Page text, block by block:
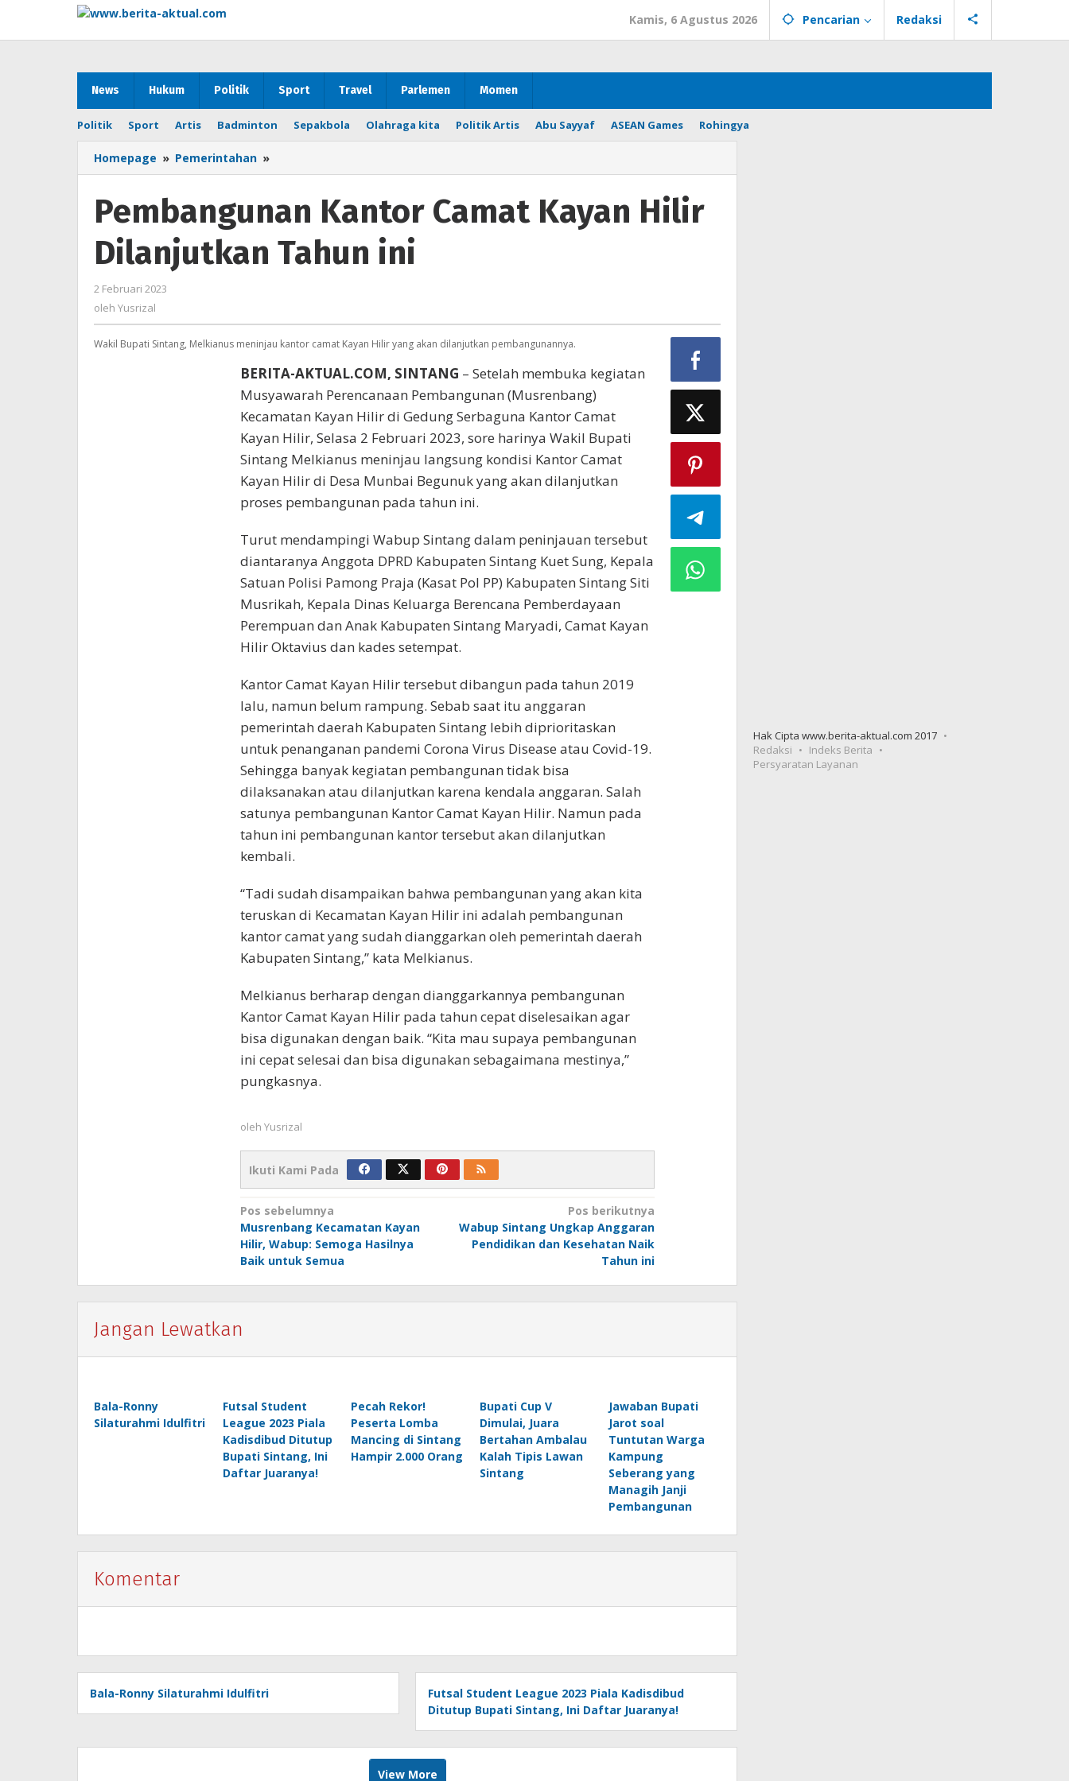
konten
Kamis, 6 Agustus 2026 Pencarian Redaksi
News Hukum Politik Sport Travel Parlemen Momen
Politik Sport Artis Badminton Sepakbola Olahraga kita Politik Artis Abu Sayyaf ASEAN Games Rohingya
Homepage » Pemerintahan »
Kantor
Kayan
Hilir
Dilanjutkan
Tahun
Pembangunan Kantor Camat Kayan Hilir
Dilanjutkan Tahun ini
2 Februari 2023
oleh Yusrizal
Wakil Bupati Sintang, Melkianus meninjau kantor camat Kayan Hilir yang akan dilanjutkan pembangunannya.
BERITA-AKTUAL.COM, SINTANG – Setelah membuka kegiatan
Musyawarah Perencanaan Pembangunan (Musrenbang)
Kecamatan Kayan Hilir di Gedung Serbaguna Kantor Camat
Kayan Hilir, Selasa 2 Februari 2023, sore harinya Wakil Bupati
Sintang Melkianus meninjau langsung kondisi Kantor Camat
Kayan Hilir di Desa Munbai Begunuk yang akan dilanjutkan
proses pembangunan pada tahun ini.
Turut mendampingi Wabup Sintang dalam peninjauan tersebut
diantaranya Anggota DPRD Kabupaten Sintang Kuet Sung, Kepala
Satuan Polisi Pamong Praja (Kasat Pol PP) Kabupaten Sintang Siti
Musrikah, Kepala Dinas Keluarga Berencana Pemberdayaan
Perempuan dan Anak Kabupaten Sintang Maryadi, Camat Kayan
Hilir Oktavius dan kades setempat.
Kantor Camat Kayan Hilir tersebut dibangun pada tahun 2019
lalu, namun belum rampung. Sebab saat itu anggaran
pemerintah daerah Kabupaten Sintang lebih diprioritaskan
untuk penanganan pandemi Corona Virus Disease atau Covid-19.
Sehingga banyak kegiatan pembangunan tidak bisa
dilaksanakan atau dilanjutkan karena kendala anggaran. Salah
satunya pembangunan Kantor Camat Kayan Hilir. Namun pada
tahun ini pembangunan kantor tersebut akan dilanjutkan
kembali.
“Tadi sudah disampaikan bahwa pembangunan yang akan kita
teruskan di Kecamatan Kayan Hilir ini adalah pembangunan
kantor camat yang sudah dianggarkan oleh pemerintah daerah
Kabupaten Sintang,” kata Melkianus.
Melkianus berharap dengan dianggarkannya pembangunan
Kantor Camat Kayan Hilir pada tahun cepat diselesaikan agar
bisa digunakan dengan baik. “Kita mau supaya pembangunan
ini cepat selesai dan bisa digunakan sebagaimana mestinya,”
pungkasnya.
oleh Yusrizal
Ikuti Kami Pada
Navigasi
pos
Pos sebelumnya
Musrenbang Kecamatan Kayan
Hilir, Wabup: Semoga Hasilnya
Baik untuk Semua
Pos berikutnya
Wabup Sintang Ungkap Anggaran
Pendidikan dan Kesehatan Naik
Tahun ini
Jangan Lewatkan
Bala-Ronny
Silaturahmi Idulfitri
Futsal Student
League 2023 Piala
Kadisdibud Ditutup
Bupati Sintang, Ini
Daftar Juaranya!
Pecah Rekor!
Peserta Lomba
Mancing di Sintang
Hampir 2.000 Orang
Bupati Cup V
Dimulai, Juara
Bertahan Ambalau
Kalah Tipis Lawan
Sintang
Jawaban Bupati
Jarot soal
Tuntutan Warga
Kampung
Seberang yang
Managih Janji
Pembangunan
Komentar
Bala-Ronny Silaturahmi Idulfitri
Futsal Student League 2023 Piala Kadisdibud
Ditutup Bupati Sintang, Ini Daftar Juaranya!
View More
Hak Cipta www.berita-aktual.com 2017
Redaksi
Indeks Berita
Persyaratan Layanan